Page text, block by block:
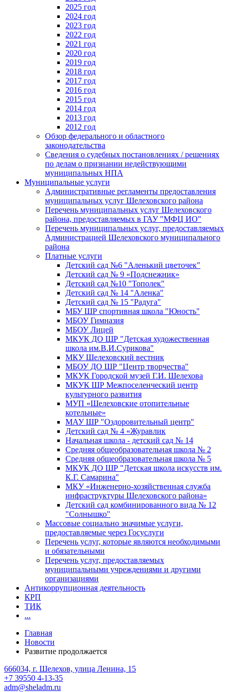
2025 год
2024 год
2023 год
2022 год
2021 год
2020 год
2019 год
2018 год
2017 год
2016 год
2015 год
2014 год
2013 год
2012 год
Обзор федерального и областного
законодательства
Сведения о судебных постановлениях / решениях
по делам о признании недействующими
муниципальных НПА
Муниципальные услуги
Административные регламенты предоставления
муниципальных услуг Шелеховского района
Перечень муниципальных услуг Шелеховского
района, предоставляемых в ГАУ "МФЦ ИО"
Перечень муниципальных услуг, предоставляемых
Администрацией Шелеховского муниципального
района
Платные услуги
Детский сад №6 "Аленький цветочек"
Детский сад № 9 «Подснежник»
Детский сад №10 "Тополек"
Детский сад № 14 "Аленка"
Детский сад № 15 "Радуга"
МБУ ШР спортивная школа "Юность"
МБОУ Гимназия
МБОУ Лицей
МКУК ДО ШР "Детская художественная
школа им.В.И.Сурикова"
МКУ Шелеховский вестник
МБОУ ДО ШР "Центр творчества"
МКУК Городской музей Г.И. Шелехова
МКУК ШР Межпоселенческий центр
культурного развития
МУП «Шелеховские отопительные
котельные»
МАУ ШР "Оздоровительный центр"
Детский сад № 4 «Журавлик
Начальная школа - детский сад № 14
Средняя общеобразовательная школа № 2
Средняя общеобразовательная школа № 5
МКУК ДО ШР "Детская школа искусств им.
К.Г. Самарина"
МКУ «Инженерно-хозяйственная служба
инфраструктуры Шелеховского района»
Детский сад комбинированного вида № 12
"Солнышко"
Массовые социально значимые услуги,
предоставляемые через Госуслуги
Перечень услуг, которые являются необходимыми
и обязательными
Перечень услуг, предоставляемых
муниципальными учреждениями и другими
организациями
Антикоррупционная деятельность
КРП
ТИК
...
Главная
Новости
Развитие продолжается
666034, г. Шелехов, улица Ленина, 15
+7 39550 4-13-35
adm@sheladm.ru